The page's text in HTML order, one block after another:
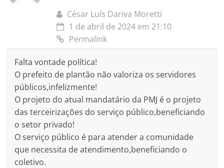
César Luís Dariva Moretti
1 de abril de 2024 em 21:10
Permalink
Falta vontade política!
O prefeito de plantão não valoriza os servidores
públicos,infelizmente!
O projeto do atual mandatário da PMJ é o projeto
das terceirizações do serviço público,beneficiando
o setor privado!
O serviço público é para atender a comunidade
que necessita de atendimento,beneficiando o
coletivo.